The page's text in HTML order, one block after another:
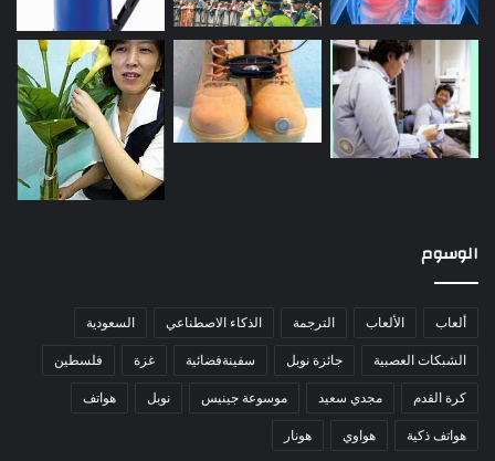
الوسوم
ألعاب الألعاب الترجمة الذكاء الاصطناعي السعودية
الشبكات العصبية جائزة نوبل سفينةفضائية غزة فلسطين
كرة القدم مجدي سعيد موسوعة جينيس نوبل هواتف
هواتف ذكية هواوي هونار